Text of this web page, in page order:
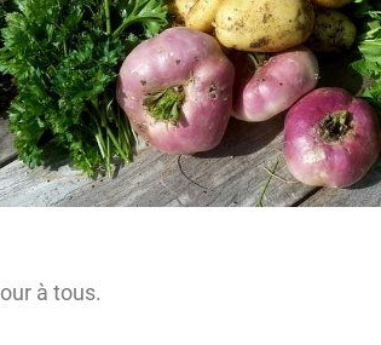
à tous.